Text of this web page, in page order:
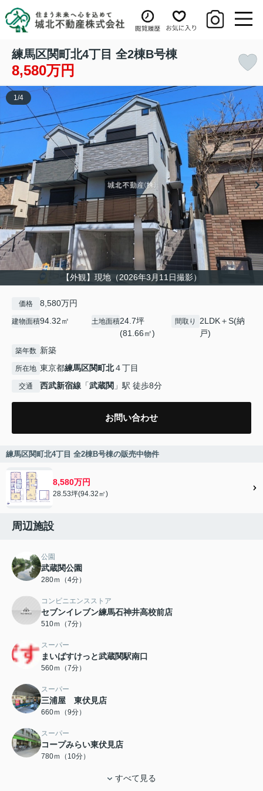
練馬区関町北4丁目 全2棟B号棟
8,580万円
【外観】現地（2026年3月11日撮影）
1/4
価格 8,580万円
建物面積94.32㎡ 土地面積24.7坪
(81.66㎡)
間取り
2LDK＋S(納
戸)
築年数 新築
所在地 東京都練馬区関町北４丁目
交通 西武新宿線 「武蔵関 」駅 徒歩8分
お問い合わせ
練馬区関町北4丁目 全2棟B号棟の販売中物件
8,580万円
28.53坪(94.32㎡)
周辺施設
公園
武蔵関公園
280ｍ（4分）
コンビニエンスストア
セブンイレブン練馬石神井高校前店
510ｍ（7分）
スーパー
まいばすけっと武蔵関駅南口
560ｍ（7分）
スーパー
三浦屋 東伏見店
660ｍ（9分）
スーパー
コープみらい東伏見店
780ｍ（10分）
すべて見る